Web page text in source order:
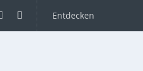
Entdecken